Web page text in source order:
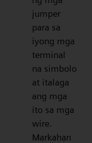
jumper
para sa
iyong mga
terminal
na simbolo
at italaga
ang mga
ito sa mga
wire.
Markahan